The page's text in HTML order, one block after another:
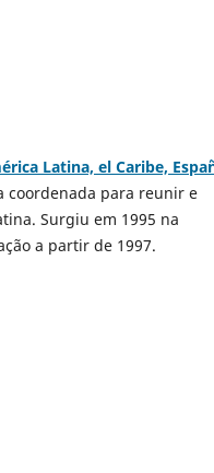
Latina, el Caribe,
coordenada para reunir e
Surgiu em 1995 na
a partir de 1997.